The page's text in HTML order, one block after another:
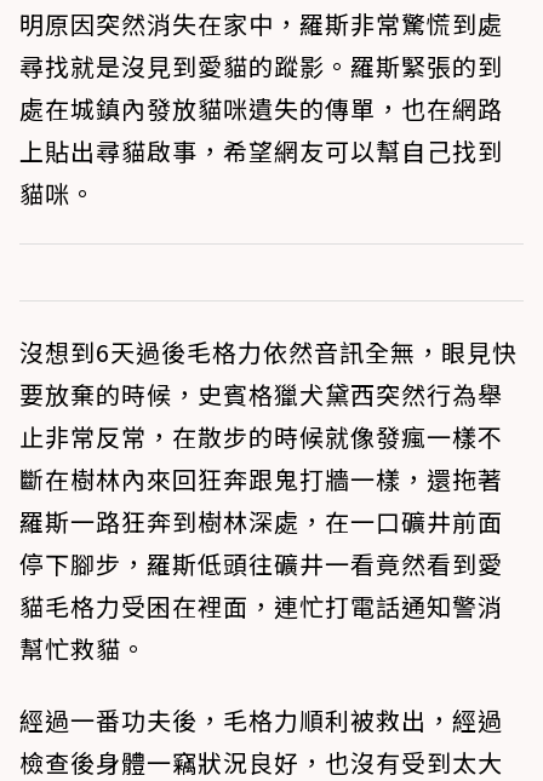
明原因突然消失在家中，羅斯非常驚慌到處
尋找就是沒見到愛貓的蹤影。羅斯緊張的到
處在城鎮內發放貓咪遺失的傳單，也在網路
上貼出尋貓啟事，希望網友可以幫自己找到
貓咪。
沒想到6天過後毛格力依然音訊全無，眼見快
要放棄的時候，史賓格獵犬黛西突然行為舉
止非常反常，在散步的時候就像發瘋一樣不
斷在樹林內來回狂奔跟鬼打牆一樣，還拖著
羅斯一路狂奔到樹林深處，在一口礦井前面
停下腳步，羅斯低頭往礦井一看竟然看到愛
貓毛格力受困在裡面，連忙打電話通知警消
幫忙救貓。
經過一番功夫後，毛格力順利被救出，經過
檢查後身體一竊狀況良好，也沒有受到太大